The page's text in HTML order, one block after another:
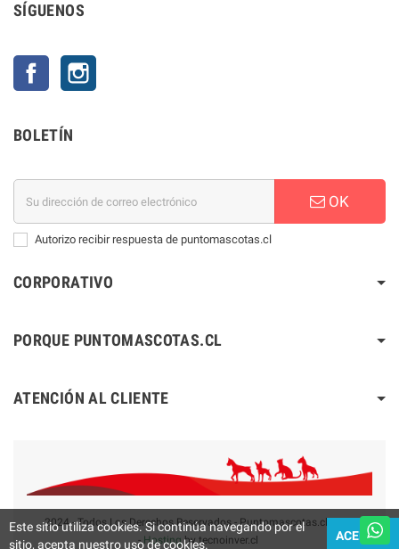
SÍGUENOS
Facebook
BOLETÍN
OK
Autorizo recibir respuesta de puntomascotas.cl
CORPORATIVO
PORQUE PUNTOMASCOTAS.CL
ATENCIÓN AL CLIENTE
2024 - Todos Los Derechos Reservados - Puntomascotas.cl V2.0
-Hosting by tecnoinver.cl
Este sitio utiliza cookies. Si continúa navegando por el
sitio, acepta nuestro uso de cookies.
ACEPTAR